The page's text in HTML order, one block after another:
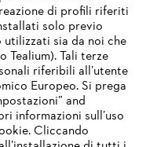
di profili riferiti
solo previo
sia da noi che
Tealium). Tali terze
riferibili all’utente
Europeo. Si prega
and
informazioni sull’uso
Cliccando